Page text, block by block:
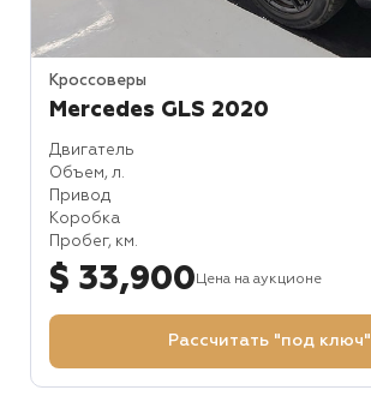
Кроссоверы
Mercedes GLS 2020
Двигатель
Объем, л.
Привод
Коробка
Пробег, км.
$ 33,900 Цена на аукционе
Рассчитать "под ключ"